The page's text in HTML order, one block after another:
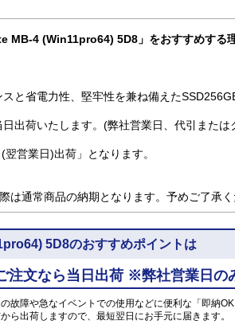
MB-4 (Win11pro64) 5D8」をおすすめする
と省電力性、堅牢性を兼ね備えた
出荷いたします。(弊社営業日、代引または
営業日)出荷」となります。
は通常商品の納期となります。予めご了承く
5D8のおすすめポイントは
注文なら当日出荷 ※弊社営業日の
故障や急なイベントでの使用などに便利な「即納
ら出荷しますので、最短翌日にお手元に届きます。